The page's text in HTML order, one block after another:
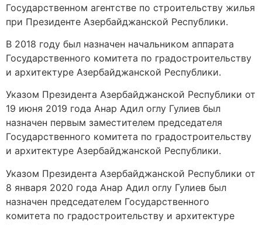
Государственном агентстве по строительству жилья
при Президенте Азербайджанской Республики.
В 2018 году был назначен начальником аппарата
Государственного комитета по градостроительству
и архитектуре Азербайджанской Республики.
Указом Президента Азербайджанской Республики от
19 июня 2019 года Анар Адил оглу Гулиев был
назначен первым заместителем председателя
Государственного комитета по градостроительству
и архитектуре Азербайджанской Республики.
Указом Президента Азербайджанской Республики от
8 января 2020 года Анар Адил оглу Гулиев был
назначен председателем Государственного
комитета по градостроительству и архитектуре